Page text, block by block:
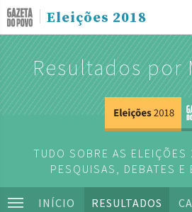
Eleições 2018
Resultados por
TUDO SOBRE AS
PESQUISAS, DEBATES E
INÍCIO RESULTADOS